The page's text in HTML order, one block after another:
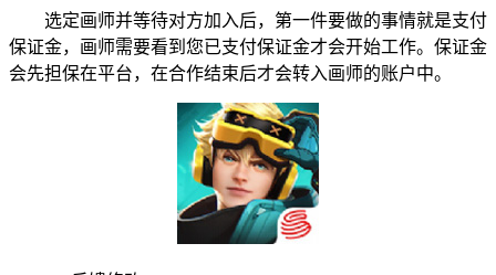
选定画师并等待对方加入后，第一件要做的事情就是支付
保证金，画师需要看到您已支付保证金才会开始工作。保证金
会先担保在平台，在合作结束后才会转入画师的账户中。